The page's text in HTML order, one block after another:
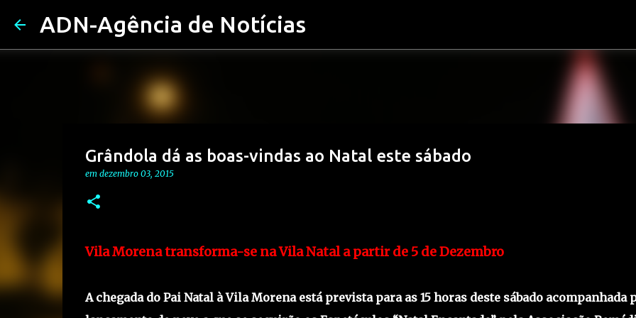
ADN-Agência de Notícias
Grândola dá as boas-vindas ao Natal este sábado
em dezembro 03, 2015
Vila Morena transforma-se na Vila Natal a partir de 5 de Dezembro
A chegada do Pai Natal à Vila Morena está prevista para as 15 horas deste sábado acompanhada